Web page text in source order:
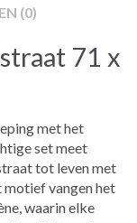
(0)
71 x
met het
set meet
tot leven met
motief vangen het
waarin elke